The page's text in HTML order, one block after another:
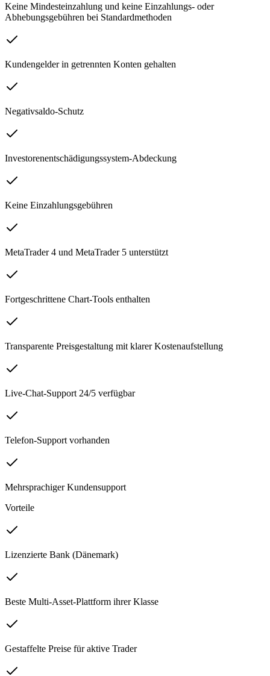
Keine Mindesteinzahlung und keine Einzahlungs- oder
Abhebungsgebühren bei Standardmethoden
Kundengelder in getrennten Konten gehalten
Negativsaldo-Schutz
Investorenentschädigungssystem-Abdeckung
Keine Einzahlungsgebühren
MetaTrader 4 und MetaTrader 5 unterstützt
Fortgeschrittene Chart-Tools enthalten
Transparente Preisgestaltung mit klarer Kostenaufstellung
Live-Chat-Support 24/5 verfügbar
Telefon-Support vorhanden
Mehrsprachiger Kundensupport
Vorteile
Lizenzierte Bank (Dänemark)
Beste Multi-Asset-Plattform ihrer Klasse
Gestaffelte Preise für aktive Trader